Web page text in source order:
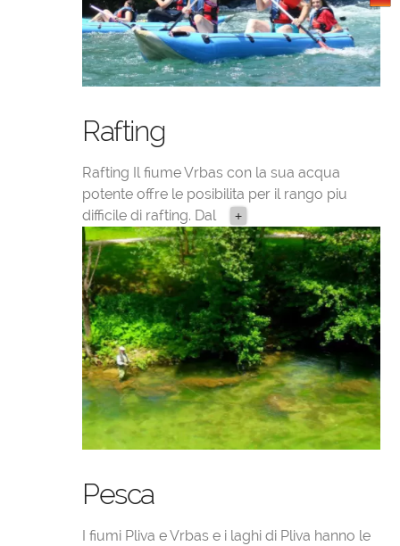
Rafting
Rafting Il fiume Vrbas con la sua acqua
potente offre le posibilita per il rango piu
difficile di rafting. Dal
+
Pesca
I fiumi Pliva e Vrbas e i laghi di Pliva hanno le